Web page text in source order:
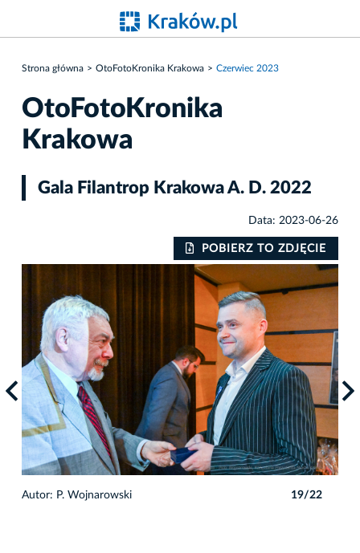
Strona główna OtoFotoKronika Krakowa Czerwiec 2023
OtoFotoKronika
Krakowa
Gala Filantrop Krakowa A. D. 2022
Data: 2023-06-26
POBIERZ TO ZDJĘCIE
Autor: P. Wojnarowski 19/22